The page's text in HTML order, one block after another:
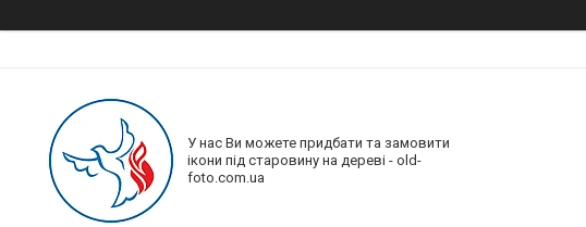
У нас Ви можете придбати та замовити
ікони під старовину на дереві - old-
foto.com.ua